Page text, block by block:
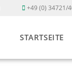
+49 (0) 34721/
STARTSEITE